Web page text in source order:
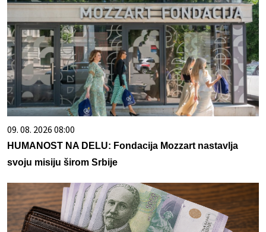
09. 08. 2026 08:00
HUMANOST NA DELU: Fondacija Mozzart nastavlja
svoju misiju širom Srbije